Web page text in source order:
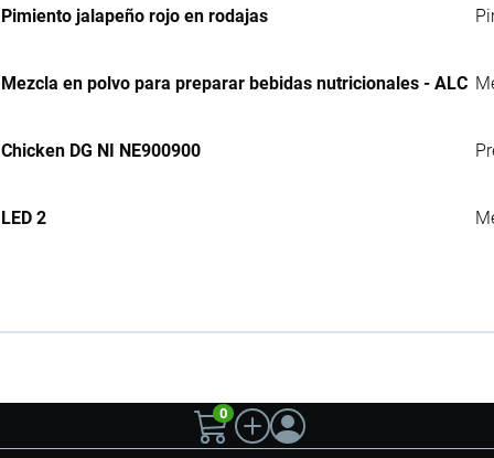
Pimiento jalapeño rojo en rodajas
Mezcla en polvo para preparar bebidas nutricionales - ALC
Chicken DG NI NE900900
LED 2
0